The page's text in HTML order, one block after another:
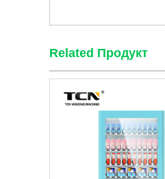
Related Продукт